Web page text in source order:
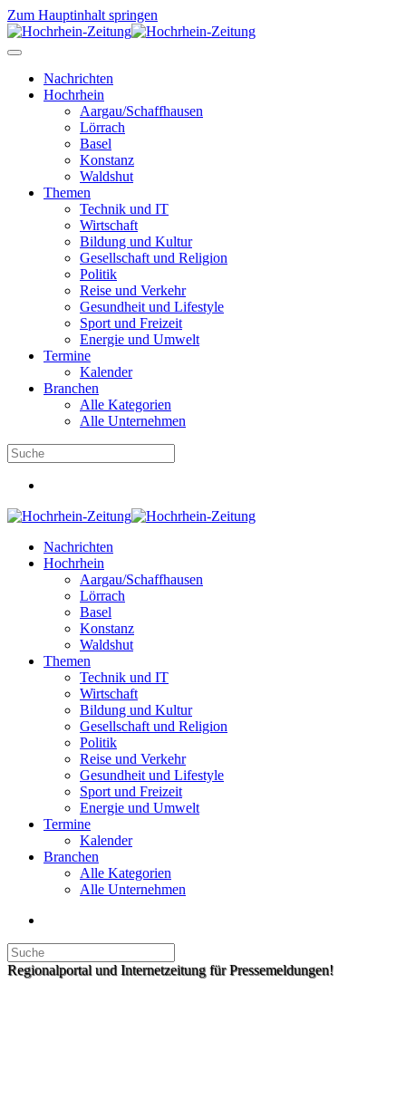
Zum Hauptinhalt springen
Nachrichten
Hochrhein
Aargau/Schaffhausen
Lörrach
Basel
Konstanz
Waldshut
Themen
Technik und IT
Wirtschaft
Bildung und Kultur
Gesellschaft und Religion
Politik
Reise und Verkehr
Gesundheit und Lifestyle
Sport und Freizeit
Energie und Umwelt
Termine
Kalender
Branchen
Alle Kategorien
Alle Unternehmen
Nachrichten
Hochrhein
Aargau/Schaffhausen
Lörrach
Basel
Konstanz
Waldshut
Themen
Technik und IT
Wirtschaft
Bildung und Kultur
Gesellschaft und Religion
Politik
Reise und Verkehr
Gesundheit und Lifestyle
Sport und Freizeit
Energie und Umwelt
Termine
Kalender
Branchen
Alle Kategorien
Alle Unternehmen
Regionalportal und Internetzeitung für Pressemeldungen!